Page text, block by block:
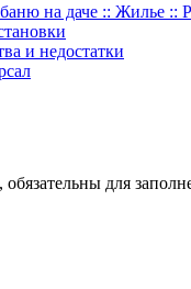
на даче :: Жилье ::
и недостатки
для